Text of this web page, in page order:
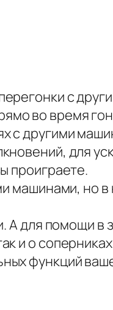
с
во время
с другими
для
проиграете.
машинами, но
А для помощи в
и о
функций